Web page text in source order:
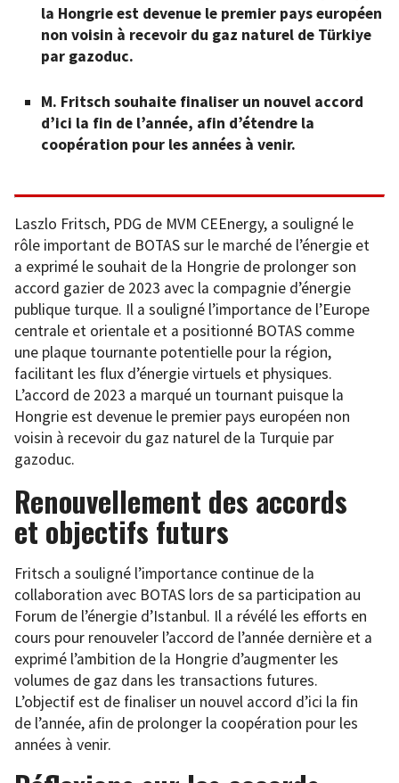
la Hongrie est devenue le premier pays européen
non voisin à recevoir du gaz naturel de Türkiye
par gazoduc.
M. Fritsch souhaite finaliser un nouvel accord
d’ici la fin de l’année, afin d’étendre la
coopération pour les années à venir.
Laszlo Fritsch, PDG de MVM CEEnergy, a souligné le
rôle important de BOTAS sur le marché de l’énergie et
a exprimé le souhait de la Hongrie de prolonger son
accord gazier de 2023 avec la compagnie d’énergie
publique turque. Il a souligné l’importance de l’Europe
centrale et orientale et a positionné BOTAS comme
une plaque tournante potentielle pour la région,
facilitant les flux d’énergie virtuels et physiques.
L’accord de 2023 a marqué un tournant puisque la
Hongrie est devenue le premier pays européen non
voisin à recevoir du gaz naturel de la Turquie par
gazoduc.
Renouvellement des accords
et objectifs futurs
Fritsch a souligné l’importance continue de la
collaboration avec BOTAS lors de sa participation au
Forum de l’énergie d’Istanbul. Il a révélé les efforts en
cours pour renouveler l’accord de l’année dernière et a
exprimé l’ambition de la Hongrie d’augmenter les
volumes de gaz dans les transactions futures.
L’objectif est de finaliser un nouvel accord d’ici la fin
de l’année, afin de prolonger la coopération pour les
années à venir.